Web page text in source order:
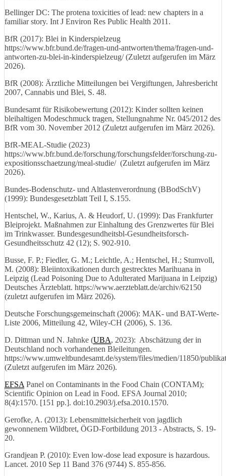
Bellinger DC: The protena toxicities of lead: new chapters in a
familiar story. Int J Environ Res Public Health 2011.
BfR (2017): Blei in Kinderspielzeug
https://www.bfr.bund.de/fragen-und-antworten/thema/fragen-und-
antworten-zu-blei-in-kinderspielzeug/ (Zuletzt aufgerufen im März
2026).
BfR (2008): Ärztliche Mitteilungen bei Vergiftungen, Jahresbericht
2007, Cannabis und Blei, S. 48.
Bundesamt für Risikobewertung (2012): Kinder sollten keinen
bleihaltigen Modeschmuck tragen, Stellungnahme Nr. 045/2012 des
BfR vom 30. November 2012 (Zuletzt aufgerufen im März 2026).
BfR-MEAL-Studie (2023)
https://www.bfr.bund.de/forschung/forschungsfelder/forschung-zu-
expositionsschaetzung/meal-studie/ (Zuletzt aufgerufen im März
2026).
Bundes-Bodenschutz- und Altlastenverordnung (BBodSchV)
(1999): Bundesgesetzblatt Teil I, S.155.
Hentschel, W., Karius, A. & Heudorf, U. (1999): Das Frankfurter
Bleiprojekt. Maßnahmen zur Einhaltung des Grenzwertes für Blei
im Trinkwasser. Bundesgesundheitsbl-Gesundheitsforsch-
Gesundheitsschutz 42 (12); S. 902-910.
Busse, F. P.; Fiedler, G. M.; Leichtle, A.; Hentschel, H.; Stumvoll,
M. (2008): Bleiintoxikationen durch gestrecktes Marihuana in
Leipzig (Lead Poisoning Due to Adulterated Marijuana in Leipzig)
Deutsches Ärzteblatt. https://www.aerzteblatt.de/archiv/62150
(zuletzt aufgerufen im März 2026).
Deutsche Forschungsgemeinschaft (2006): MAK- und BAT-Werte-
Liste 2006, Mitteilung 42, Wiley-CH (2006), S. 136.
D. Dittman und N. Jahnke (UBA, 2023): Abschätzung der in
Deutschland noch vorhandenen Bleileitungen.
https://www.umweltbundesamt.de/system/files/medien/11850/
(Zuletzt aufgerufen im März 2026).
EFSA Panel on Contaminants in the Food Chain (CONTAM);
Scientific Opinion on Lead in Food. EFSA Journal 2010;
8(4):1570. [151 pp.]. doi:10.2903/j.efsa.2010.1570.
Gerofke, A. (2013): Lebensmittelsicherheit von jagdlich
gewonnenem Wildbret, ÖGD-Fortbildung 2013 - Abstracts, S. 19-
20.
Grandjean P. (2010): Even low-dose lead exposure is hazardous.
Lancet. 2010 Sep 11 Band 376 (9744) S. 855-856.